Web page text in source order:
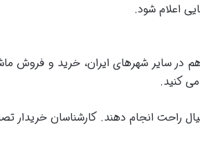
اعلام شود.
هم در سایر شهرهای ایران، خرید و
کنید.
راحت انجام دهند. کارشناسان خریدار